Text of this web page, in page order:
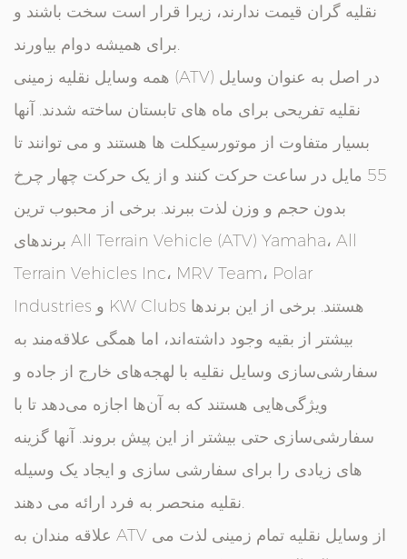
نقلیه گران قیمت ندارند، زیرا قرار است سخت باشند و
برای همیشه دوام بیاورند.
همه وسایل نقلیه زمینی (ATV) در اصل به عنوان وسایل
نقلیه تفریحی برای ماه های تابستان ساخته شدند. آنها
بسیار متفاوت از موتورسیکلت ها هستند و می توانند تا
55 مایل در ساعت حرکت کنند و از یک حرکت چهار چرخ
بدون حجم و وزن لذت ببرند. برخی از محبوب ترین
برندهای All Terrain Vehicle (ATV) Yamaha، All
Terrain Vehicles Inc، MRV Team، Polar
Industries و KW Clubs هستند. برخی از این برندها
بیشتر از بقیه وجود داشته‌اند، اما همگی علاقه‌مند به
سفارشی‌سازی وسایل نقلیه با لهجه‌های خارج از جاده و
ویژگی‌هایی هستند که به آن‌ها اجازه می‌دهد تا با
سفارشی‌سازی حتی بیشتر از این پیش بروند. آنها گزینه
های زیادی را برای سفارشی سازی و ایجاد یک وسیله
نقلیه منحصر به فرد ارائه می دهند.
علاقه مندان به ATV از وسایل نقلیه تمام زمینی لذت می